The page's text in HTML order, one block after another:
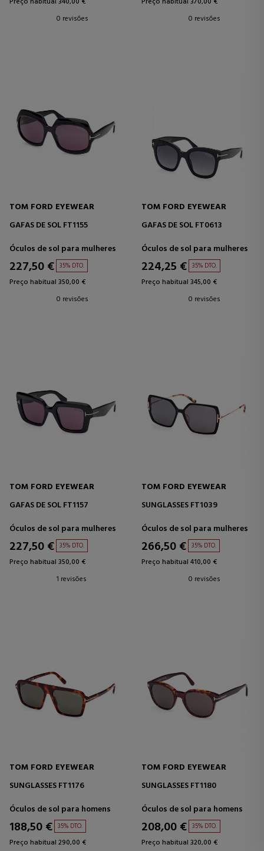
0 revisões
0 revisões
TOM FORD EYEWEAR
GAFAS DE SOL FT1155
Óculos de sol para mulheres
227,50 € 35% DTO.
Preço habitual 350,00 €
0 revisões
TOM FORD EYEWEAR
GAFAS DE SOL FT0613
Óculos de sol para mulheres
224,25 € 35% DTO.
Preço habitual 345,00 €
0 revisões
TOM FORD EYEWEAR
GAFAS DE SOL FT1157
Óculos de sol para mulheres
227,50 € 35% DTO.
Preço habitual 350,00 €
1 revisões
TOM FORD EYEWEAR
SUNGLASSES FT1039
Óculos de sol para mulheres
266,50 € 35% DTO.
Preço habitual 410,00 €
0 revisões
TOM FORD EYEWEAR
SUNGLASSES FT1176
Óculos de sol para homens
188,50 € 35% DTO.
Preço habitual 290,00 €
TOM FORD EYEWEAR
SUNGLASSES FT1180
Óculos de sol para homens
208,00 € 35% DTO.
Preço habitual 320,00 €